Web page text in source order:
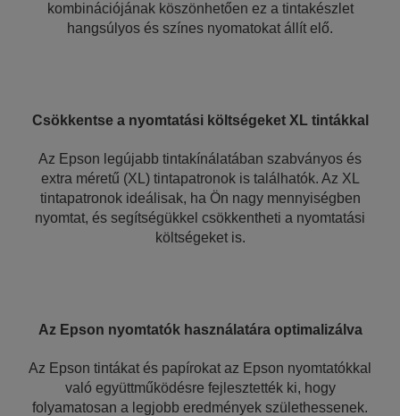
kombinációjának köszönhetően ez a tintakészlet
hangsúlyos és színes nyomatokat állít elő.
Csökkentse a nyomtatási költségeket XL tintákkal
Az Epson legújabb tintakínálatában szabványos és
extra méretű (XL) tintapatronok is találhatók. Az XL
tintapatronok ideálisak, ha Ön nagy mennyiségben
nyomtat, és segítségükkel csökkentheti a nyomtatási
költségeket is.
Az Epson nyomtatók használatára optimalizálva
Az Epson tintákat és papírokat az Epson nyomtatókkal
való együttműködésre fejlesztették ki, hogy
folyamatosan a legjobb eredmények születhessenek.